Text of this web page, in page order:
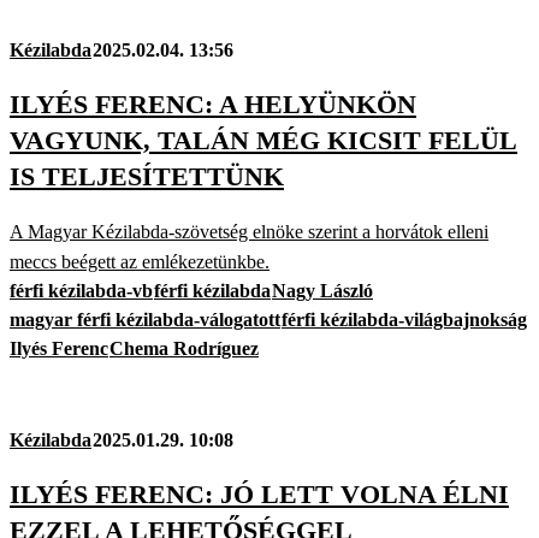
Kézilabda2025.02.04. 13:56
ILYÉS FERENC: A HELYÜNKÖN
VAGYUNK, TALÁN MÉG KICSIT FELÜL
IS TELJESÍTETTÜNK
A Magyar Kézilabda-szövetség elnöke szerint a horvátok elleni
meccs beégett az emlékezetünkbe.
férfi kézilabda-vbférfi kézilabdaNagy László
magyar férfi kézilabda-válogatottférfi kézilabda-világbajnokság
Ilyés FerencChema Rodríguez
Kézilabda2025.01.29. 10:08
ILYÉS FERENC: JÓ LETT VOLNA ÉLNI
EZZEL A LEHETŐSÉGGEL